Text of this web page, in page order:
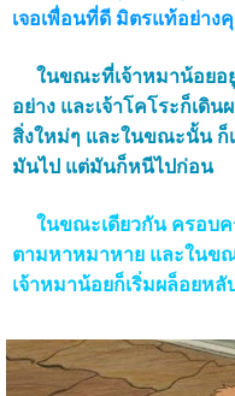
เจอเพื่อนที่ดี มิตรแท้อย่า
ในขณะที่เจ้าหมาน้อยอยู่
อย่าง และเจ้าโคโระก็เดิ
สิ่งใหม่ๆ และในขณะนั้น
มันไป แต่มันก็หนีไปก่อน
ในขณะเดียวกัน ครอบค
ตามหาหมาหาย และในข
เจ้าหมาน้อยก็เริ่มผล็อยห